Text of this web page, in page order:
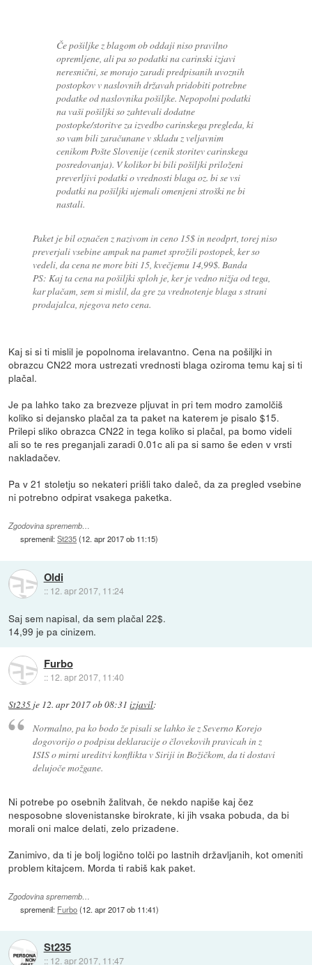
Če pošiljke z blagom ob oddaji niso pravilno
opremljene, ali pa so podatki na carinski izjavi
neresnični, se morajo zaradi predpisanih uvoznih
postopkov v naslovnih državah pridobiti potrebne
podatke od naslovnika pošiljke. Nepopolni podatki
na vaši pošiljki so zahtevali dodatne
postopke/storitve za izvedbo carinskega pregleda, ki
so vam bili zaračunane v skladu z veljavnim
cenikom Pošte Slovenije (cenik storitev carinskega
posredovanja). V kolikor bi bili pošiljki priloženi
preverljivi podatki o vrednosti blaga oz. bi se vsi
podatki na pošiljki ujemali omenjeni stroški ne bi
nastali.
Paket je bil označen z nazivom in ceno 15$ in neodprt, torej niso
preverjali vsebine ampak na pamet sprožili postopek, ker so
vedeli, da cena ne more biti 15, kvečjemu 14,99$. Banda
PS: Kaj ta cena na pošiljki sploh je, ker je vedno nižja od tega,
kar plačam, sem si mislil, da gre za vrednotenje blaga s strani
prodajalca, njegova neto cena.
Kaj si si ti mislil je popolnoma irelavantno. Cena na pošiljki in
obrazcu CN22 mora ustrezati vrednosti blaga oziroma temu kaj si ti
plačal.
Je pa lahko tako za brezveze pljuvat in pri tem modro zamolčiš
koliko si dejansko plačal za ta paket na katerem je pisalo $15.
Prilepi sliko obrazca CN22 in tega koliko si plačal, pa bomo videli
ali so te res preganjali zaradi 0.01c ali pa si samo še eden v vrsti
nakladačev.
Pa v 21 stoletju so nekateri prišli tako daleč, da za pregled vsebine
ni potrebno odpirat vsakega paketka.
Zgodovina sprememb…
spremenil:St235(12. apr 2017 ob 11:15)
Oldi
:: 12. apr 2017, 11:24
Saj sem napisal, da sem plačal 22$.
14,99 je pa cinizem.
Furbo
:: 12. apr 2017, 11:40
St235 je 12. apr 2017 ob 08:31 izjavil:
Normalno, pa ko bodo že pisali se lahko še z Severno Korejo
dogovorijo o podpisu deklaracije o človekovih pravicah in z
ISIS o mirni ureditvi konflikta v Siriji in Božičkom, da ti dostavi
delujoče možgane.
Ni potrebe po osebnih žalitvah, če nekdo napiše kaj čez
nesposobne slovenistanske birokrate, ki jih vsaka pobuda, da bi
morali oni malce delati, zelo prizadene.
Zanimivo, da ti je bolj logično tolči po lastnih državljanih, kot omeniti
problem kitajcem. Morda ti rabiš kak paket.
Zgodovina sprememb…
spremenil: Furbo(12. apr 2017 ob 11:41)
St235
:: 12. apr 2017, 11:47